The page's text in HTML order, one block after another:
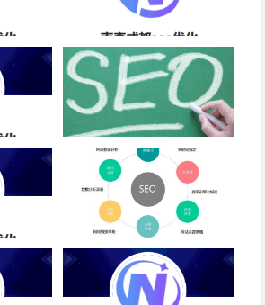
成都
企业SEO优化方案大纲-成都
SEO
SEO
如何高效选择历史记录好的域
SEO
零搜索量的关键词，你需要布局
吗？